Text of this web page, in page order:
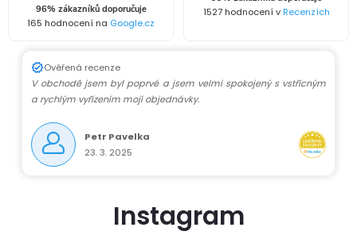
96% zákazníků doporučuje
165 hodnocení na Google.cz
1527 hodnocení vRecenzích
Ověřená recenze
V obchodě jsem byl poprvé a jsem velmi spokojený s vstřícným
a rychlým vyřízením mojí objednávky.
Petr Pavelka
23. 3. 2025
Instagram